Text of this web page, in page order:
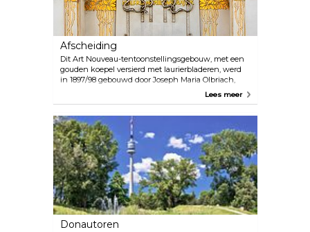
Afscheiding
Dit Art Nouveau-tentoonstellingsgebouw, met een
gouden koepel versierd met laurierbladeren, werd
in 1897/98 gebouwd door Joseph Maria Olbriach,
een student van Otto Wagner. Het is één van de
is permanent te zien op de benedenverdieping. Op
de entreeverdieping worden wisselende
tentoonstellingen met hedendaagse kunst
gehouden.
Lees meer
Donautoren